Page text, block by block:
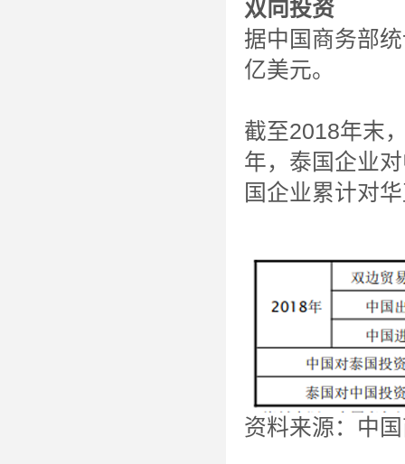
双向投资
据中国商务部
亿美元。
截至2018年末
年，泰国企业
国企业累计对
资料来源：中